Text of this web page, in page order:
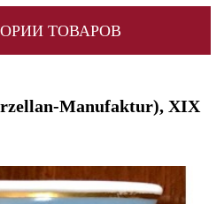
ТОВАРОВ
Manufaktur), XIX